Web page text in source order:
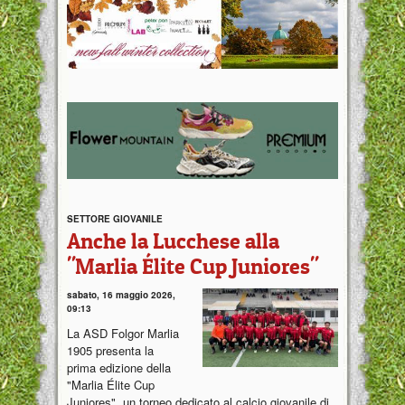
SETTORE GIOVANILE
Anche la Lucchese alla
"Marlia Élite Cup Juniores"
sabato, 16 maggio 2026,
09:13
La ASD Folgor Marlia
1905 presenta la
prima edizione della
"Marlia Élite Cup